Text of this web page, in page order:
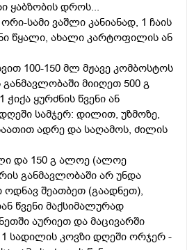
ყაბზობის დროს...
სამი ვაშლი კანიანად, 1 ჩაის
წყალი, ახალი კარტოფილის ან
100-150 მლ მჟავე კომბოსტოს
მიიღეთ 500 გ
ჭიქა ყურძნის წვენი ან
სამჯერ: დილით, უზმოზე,
ადრე და საღამოს, ძილის
და 150 გ ალოე (ალოე
განმავლობაში არ უნდა
შეათბეთ (გაადნეთ),
წვენი მაქსიმალურად
აურიეთ და მაცივარში
სადილის კოვზი დღეში ორჯერ -